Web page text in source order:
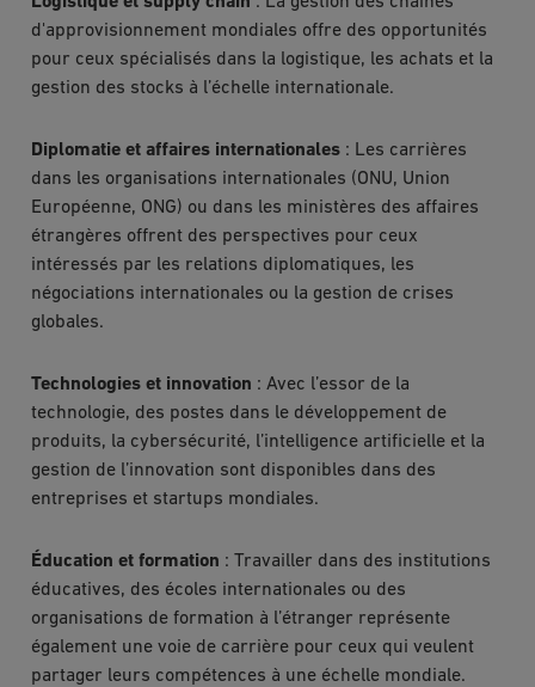
d'approvisionnement mondiales offre des opportunités
pour ceux spécialisés dans la logistique, les achats et la
gestion des stocks à l’échelle internationale.
Diplomatie et affaires internationales : Les carrières
dans les organisations internationales (ONU, Union
Européenne, ONG) ou dans les ministères des affaires
étrangères offrent des perspectives pour ceux
intéressés par les relations diplomatiques, les
négociations internationales ou la gestion de crises
globales.
Technologies et innovation : Avec l’essor de la
technologie, des postes dans le développement de
produits, la cybersécurité, l’intelligence artificielle et la
gestion de l’innovation sont disponibles dans des
entreprises et startups mondiales.
Éducation et formation : Travailler dans des institutions
éducatives, des écoles internationales ou des
organisations de formation à l’étranger représente
également une voie de carrière pour ceux qui veulent
partager leurs compétences à une échelle mondiale.